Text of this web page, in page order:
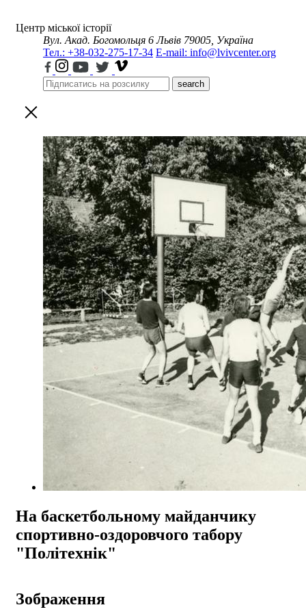
Центр міської історії
Вул. Акад. Богомольця 6 Львів 79005, Україна
Тел.: +38-032-275-17-34 E-mail: info@lvivcenter.org
search
На баскетбольному майданчику
спортивно-оздоровчого табору
"Політехнік"
Зображення